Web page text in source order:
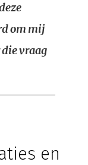
om mij
vraag
en